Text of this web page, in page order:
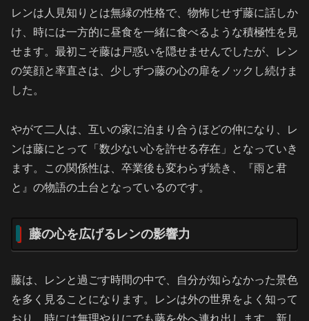
レンは人見知りとは無縁の性格で、物怖じせず藤に話しか
け、時には一方的に昼食を一緒に食べるような積極性を見
せます。最初こそ藤は戸惑いを隠せませんでしたが、レン
の笑顔と率直さは、少しずつ藤の心の扉をノックし続けま
した。
やがて二人は、互いの家に泊まり合うほどの仲になり、レ
ンは藤にとって「数少ない心を許せる存在」となっていき
ます。この関係性は、卒業後も変わらず続き、『雨と君
と』の物語の土台となっているのです。
藤の心を広げるレンの影響力
藤は、レンと過ごす時間の中で、自分が知らなかった景色
を多く見ることになります。レンは外の世界をよく知って
おり、時には無理やりにでも藤を外へ連れ出します。新し